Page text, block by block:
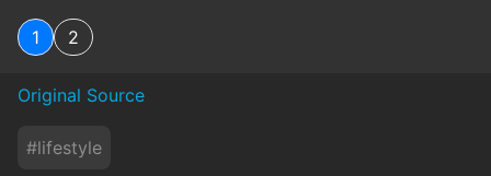
1 2
Original Source
#lifestyle